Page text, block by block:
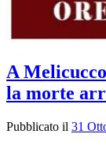
A
la morte
Pubblicato il 31